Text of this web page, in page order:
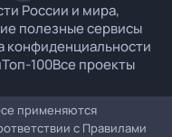
России и мира,
полезные сервисы
конфиденциальности
Топ-100Все проекты
применяются
с Правилами